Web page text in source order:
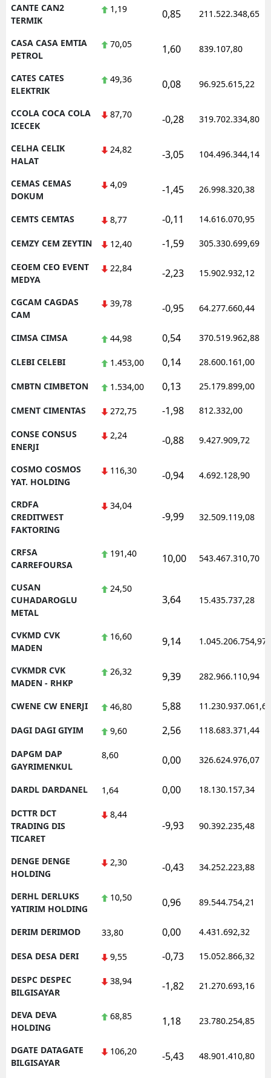
CANTE CAN2
TERMIK
1,19 0,85 211.522.348,65
CASA CASA EMTIA
PETROL
70,05 1,60 839.107,80
CATES CATES
ELEKTRIK
49,36 0,08 96.925.615,22
CCOLA COCA COLA
ICECEK
87,70 -0,28 319.702.334,80
CELHA CELIK
HALAT
24,82 -3,05 104.496.344,14
CEMAS CEMAS
DOKUM
4,09 -1,45 26.998.320,38
CEMTS CEMTAS 8,77 -0,11 14.616.070,95
CEMZY CEM ZEYTIN 12,40 -1,59 305.330.699,69
CEOEM CEO EVENT
MEDYA
22,84 -2,23 15.902.932,12
CGCAM CAGDAS
CAM
39,78 -0,95 64.277.660,44
CIMSA CIMSA 44,98 0,54 370.519.962,88
CLEBI CELEBI 1.453,00 0,14 28.600.161,00
CMBTN CIMBETON 1.534,00 0,13 25.179.899,00
CMENT CIMENTAS 272,75 -1,98 812.332,00
CONSE CONSUS
ENERJI
2,24 -0,88 9.427.909,72
COSMO COSMOS
YAT. HOLDING
116,30 -0,94 4.692.128,90
CRDFA
CREDITWEST
FAKTORING
34,04
-9,99 32.509.119,08
CRFSA
CARREFOURSA
191,40 10,00 543.467.310,70
CUSAN
CUHADAROGLU
METAL
24,50
3,64 15.435.737,28
CVKMD CVK
MADEN
16,60 9,14 1.045.206.754,97
CVKMDR CVK
MADEN - RHKP
26,32 9,39 282.966.110,94
CWENE CW ENERJI 46,80 5,88 11.230.937.061,62
DAGI DAGI GIYIM 9,60 2,56 118.683.371,44
DAPGM DAP
GAYRIMENKUL
8,60 0,00 326.624.976,07
DARDL DARDANEL 1,64 0,00 18.130.157,34
DCTTR DCT
TRADING DIS
TICARET
8,44
-9,93 90.392.235,48
DENGE DENGE
HOLDING
2,30 -0,43 34.252.223,88
DERHL DERLUKS
YATIRIM HOLDING
10,50 0,96 89.544.754,21
DERIM DERIMOD 33,80 0,00 4.431.692,32
DESA DESA DERI 9,55 -0,73 15.052.866,32
DESPC DESPEC
BILGISAYAR
38,94 -1,82 21.270.693,16
DEVA DEVA
HOLDING
68,85 1,18 23.780.254,85
DGATE DATAGATE
BILGISAYAR
106,20 -5,43 48.901.410,80